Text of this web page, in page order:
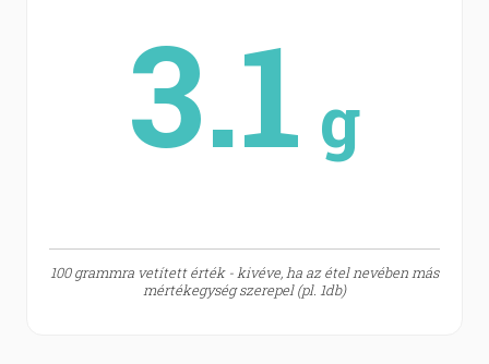
3.1 g
100 grammra vetített érték - kivéve, ha az étel nevében más
mértékegység szerepel (pl. 1db)